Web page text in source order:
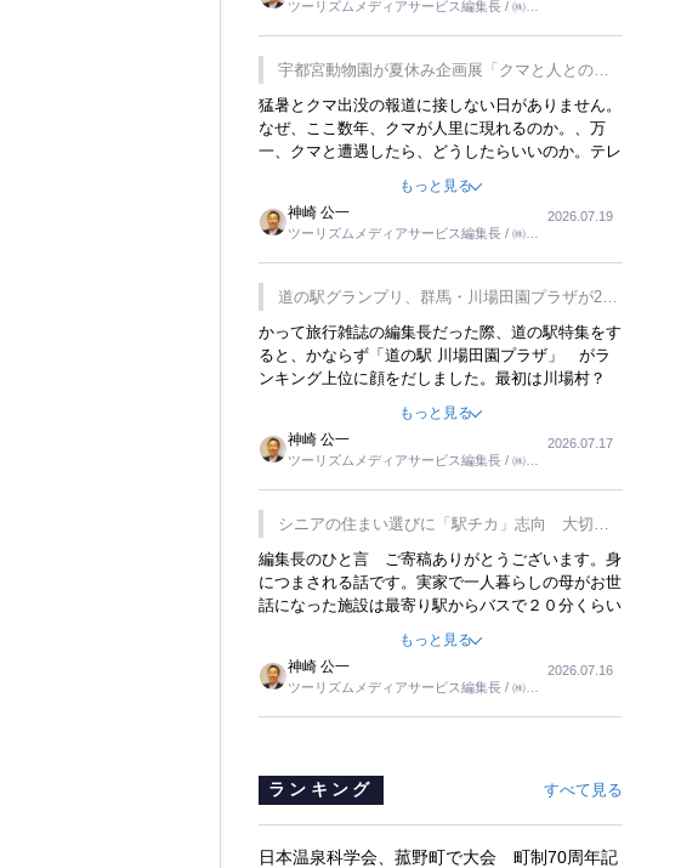
した。ただし、若いからできたことです。若い人が
夜行バスで京都に行った、青森に行ったと聞くと、
疲れが残らないのかなと思ってしまいます。
ツーリズムメディアサービス編集長 / ㈱ツ
宇都宮動物園が夏休み企画展「クマと人との距
離」を7月20日から開催
猛暑とクマ出没の報道に接しない日がありません。
なぜ、ここ数年、クマが人里に現れるのか。、万
一、クマと遭遇したら、どうしたらいいのか。テレ
るなんてことは、冗談でもいえません。そんな中
で、この企画展はタイムリーですね。
もっと見る
神崎 公一
ツーリズムメディアサービス編集長 / ㈱ツ
2026.07.19
道の駅グランプリ、群馬・川場田園プラザが2連
覇
かって旅行雑誌の編集長だった際、道の駅特集をす
ると、かならず「道の駅 川場田園プラザ」 がラ
ンキング上位に顔をだしました。最初は川場村？
れ永井 彰一社長にインタビューしたら、興味深い
話が次々が飛び出しました。プレゼンも巧みで、今
でも思い出すことが２つあります。一つは、従業員
に東京ディズニーランドを見学させ、サービス業、
接客業の何かを理解してもらっていることです。
もう一つは1800円もするプレミアムヨーグルトを
販売するにあたり、社内に懸念もあったそうです。
永井社長は、駐車場に都内ナンバーの高級外車が停
まっていることに目をつけ、高級商品でも売れると
確信したそうです。今回の記事を懐かしく読みまし
もっと見る
神崎 公一
ツーリズムメディアサービス編集長 / ㈱ツ
2026.07.17
シニアの住まい選びに「駅チカ」志向 大切な
のは出かけたくなる暮らし
編集長のひと言 ご寄稿ありがとうございます。身
につまされる話です。実家で一人暮らしの母がお世
話になった施設は最寄り駅からバスで２０分くらい
りました。母の住まいから近いという理由で、その
施設を選択したのですが、私と妹にとっては、半日
仕事ででした。シニアの住まい選びは、当人だけで
はなく、世話をする家族の足の便も考えない外池な
もっと見る
神崎 公一
ツーリズムメディアサービス編集長 / ㈱ツ
2026.07.16
ランキング すべて見る
日本温泉科学会、菰野町で大会 町制70周年記